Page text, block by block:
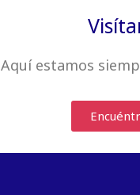
Aquí estamos